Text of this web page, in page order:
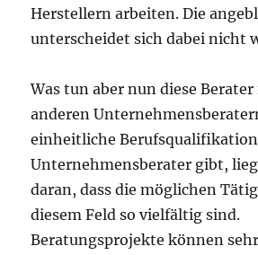
Herstellern arbeiten. Die
unterscheidet sich dabei nicht
Was tun aber nun diese
anderen
einheitliche
Unternehmensberater gibt,
daran, dass die möglichen
diesem Feld so vielfältig sind.
Beratungsprojekte können sehr